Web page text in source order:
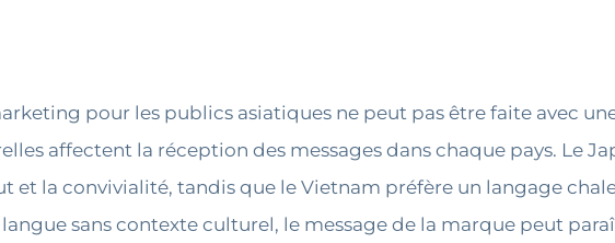
pour les publics asiatiques ne peut pas être faite avec
affectent la réception des messages dans chaque pays. Le
et la convivialité, tandis que le Vietnam préfère un langage
sans contexte culturel, le message de la marque peut